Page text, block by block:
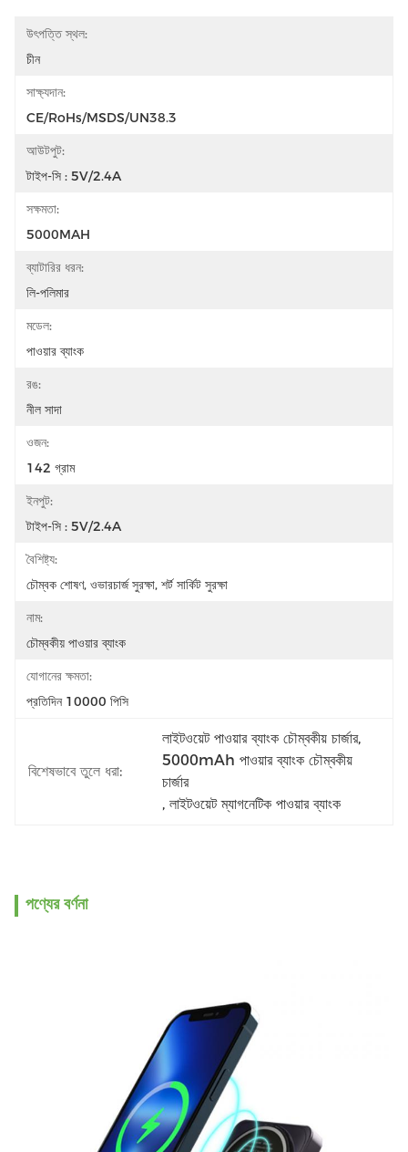
উৎপত্তি স্থল:
চীন
সাক্ষ্যদান:
CE/RoHs/MSDS/UN38.3
আউটপুট:
টাইপ-সি : 5V/2.4A
সক্ষমতা:
5000MAH
ব্যাটারির ধরন:
লি-পলিমার
মডেল:
পাওয়ার ব্যাংক
রঙ:
নীল সাদা
ওজন:
142 গ্রাম
ইনপুট:
টাইপ-সি : 5V/2.4A
বৈশিষ্ট্য:
চৌম্বক শোষণ, ওভারচার্জ সুরক্ষা, শর্ট সার্কিট সুরক্ষা
নাম:
চৌম্বকীয় পাওয়ার ব্যাংক
যোগানের ক্ষমতা:
প্রতিদিন 10000 পিসি
বিশেষভাবে তুলে ধরা:
লাইটওয়েট পাওয়ার ব্যাংক চৌম্বকীয় চার্জার,
5000mAh পাওয়ার ব্যাংক চৌম্বকীয়
চার্জার
, লাইটওয়েট ম্যাগনেটিক পাওয়ার ব্যাংক
পণ্যের বর্ণনা